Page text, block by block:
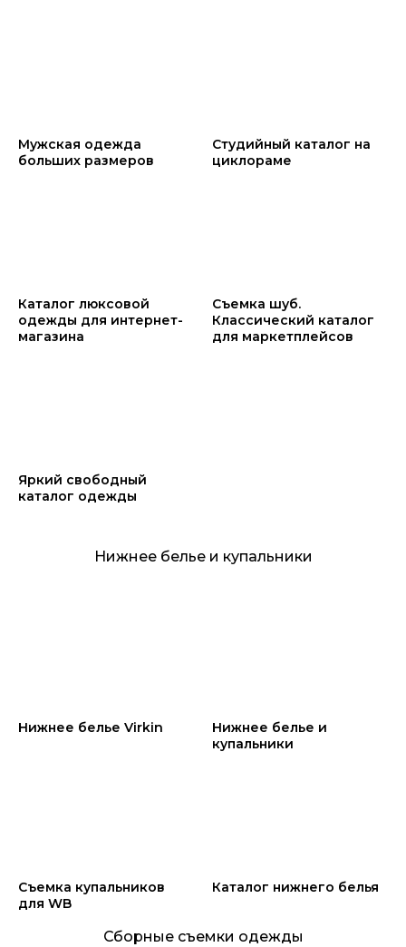
Мужская одежда
больших размеров
Студийный каталог на
циклораме
Каталог люксовой
одежды для интернет-
магазина
Съемка шуб.
Классический каталог
для маркетплейсов
Яркий свободный
каталог одежды
Нижнее белье и купальники
Нижнее белье Virkin
Нижнее белье и
купальники
Съемка купальников
для WB
Каталог нижнего белья
Сборные съемки одежды